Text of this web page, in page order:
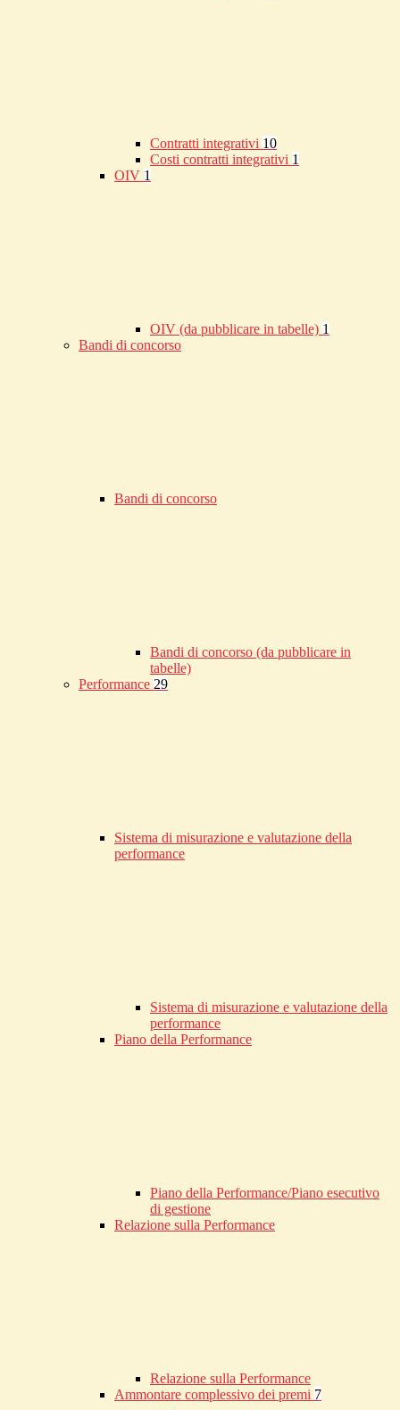
Contratti integrativi 10
Costi contratti integrativi 1
OIV 1
OIV (da pubblicare in tabelle) 1
Bandi di concorso
Bandi di concorso
Bandi di concorso (da pubblicare in
tabelle)
Performance 29
Sistema di misurazione e valutazione della
performance
Sistema di misurazione e valutazione della
performance
Piano della Performance
Piano della Performance/Piano esecutivo
di gestione
Relazione sulla Performance
Relazione sulla Performance
Ammontare complessivo dei premi 7